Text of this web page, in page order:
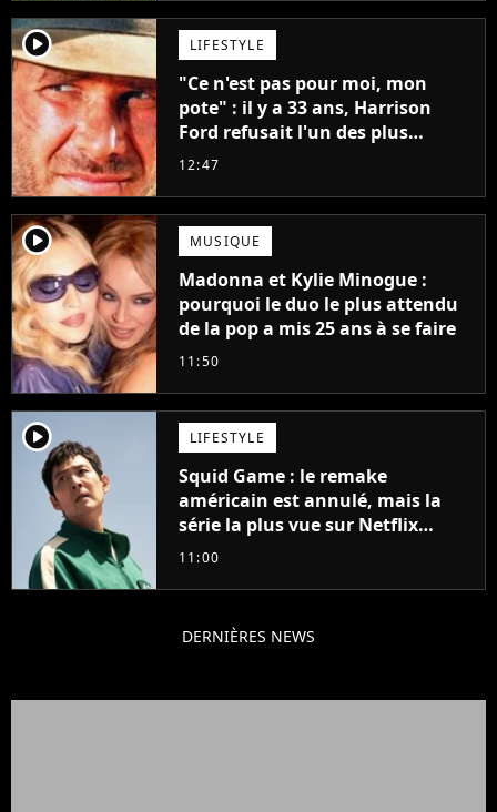
player2 LIFESTYLE
"Ce n'est pas pour moi, mon
pote" : il y a 33 ans, Harrison
Ford refusait l'un des plus
grands succès de tous les temps
12:47
player2 MUSIQUE
Madonna et Kylie Minogue :
pourquoi le duo le plus attendu
de la pop a mis 25 ans à se faire
11:50
player2 LIFESTYLE
Squid Game : le remake
américain est annulé, mais la
série la plus vue sur Netflix
pourrait avoir une version
11:00
DERNIÈRES NEWS